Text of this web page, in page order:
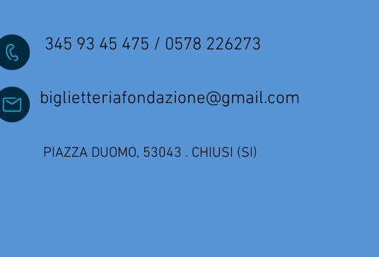
345 93 45 475 / 0578 226273
biglietteriafondazione@gmail.com
PIAZZA DUOMO, 53043 . CHIUSI (SI)